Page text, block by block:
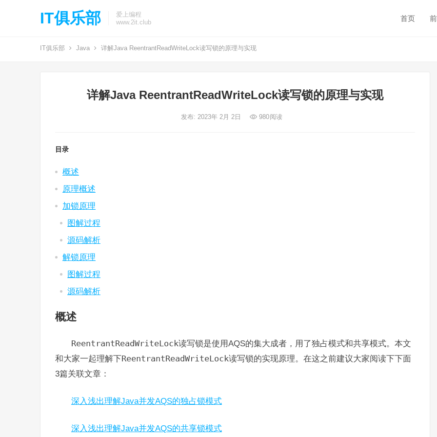
IT俱乐部
爱上编程
www.2it.club
首页
IT俱乐部 Java 详解Java ReentrantReadWriteLock读写锁的原理与实现
详解Java ReentrantReadWriteLock读写锁的原理与实现
发布: 2023年 2月 2日 980阅读
目录
概述
原理概述
加锁原理
图解过程
源码解析
解锁原理
图解过程
源码解析
概述
ReentrantReadWriteLock读写锁是使用AQS的集大成者，用了独占模式和共享模式。本文
和大家一起理解下ReentrantReadWriteLock读写锁的实现原理。在这之前建议大家阅读下下面
3篇关联文章：
深入浅出理解Java并发AQS的独占锁模式
深入浅出理解Java并发AQS的共享锁模式